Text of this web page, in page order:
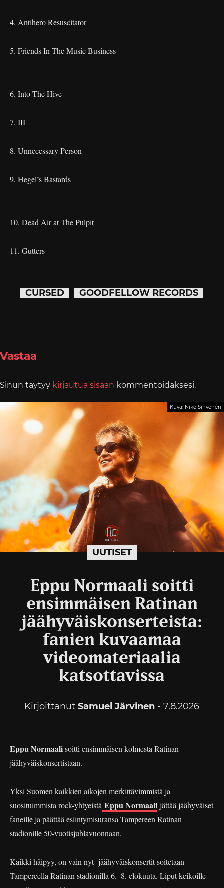
4. Antihero Resuscitator
5. Friends In The Music Business
6. Into The Hive
7. III
8. Unnecessary Person
9. Hegel’s Bastards
10. Dead Air at The Pulpit
11. Gutters
CURSED GOODFELLOW RECORDS
Vastaa
Sinun täytyy kirjautua sisään kommentoidaksesi.
UUTISET
Kuva: Niko Sihvonen
Eppu Normaali soitti
ensimmäisen Ratinan
jäähyväiskonserteista:
fanien kuvaamaa
videomateriaalia
katsottavissa
Kirjoittanut Samuel Järvinen - 7.8.2026
Eppu Normaalisoitti ensimmäisen kolmesta Ratinan
jäähyväiskonsertistaan.
Yksi Suomen kaikkien aikojen merkittävimmistä ja
suosituimmista rock-yhtyeistä Eppu Normaali jättää jäähyväiset
faneille ja päättää esiintymisuransa Tampereen Ratinan
stadionille 50-vuotisjuhlavuonnaan.
Kaikki häipyy, on vain nyt -jäähyväiskonsertit soitetaan
Tampereella Ratinan stadionilla 6.–8. elokuuta. Liput keikoille